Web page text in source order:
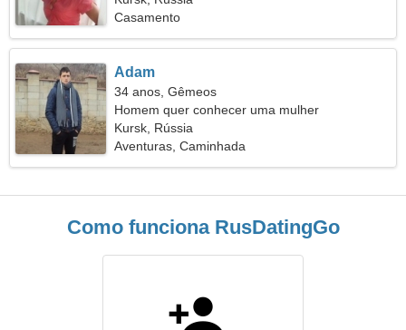
Casamento
Adam
34 anos, Gêmeos
Homem quer conhecer uma mulher
Kursk, Rússia
Aventuras, Caminhada
Como funciona RusDatingGo